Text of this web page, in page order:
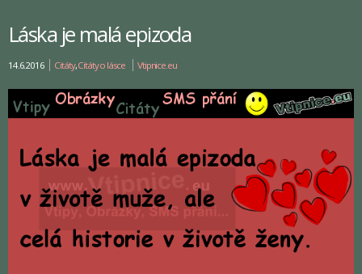
Láska je malá epizoda
14.6.2016 Citáty,Citáty o lásce Vtipnice.eu